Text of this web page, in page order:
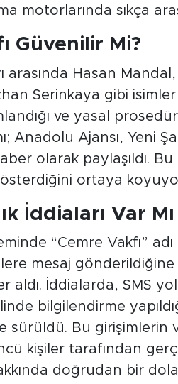
motorlarında sıkça
Güvenilir Mi?
arasında Hasan
Serinkaya gibi
ve yasal
Anadolu Ajansı, Yeni
olarak paylaşıldı.
ortaya
İddiaları Var Mı
“Cemre Vakfı”
mesaj
aldı. İddialarda, SMS
bilgilendirme
Bu girişimlerin
kişiler tarafından
doğrudan bir